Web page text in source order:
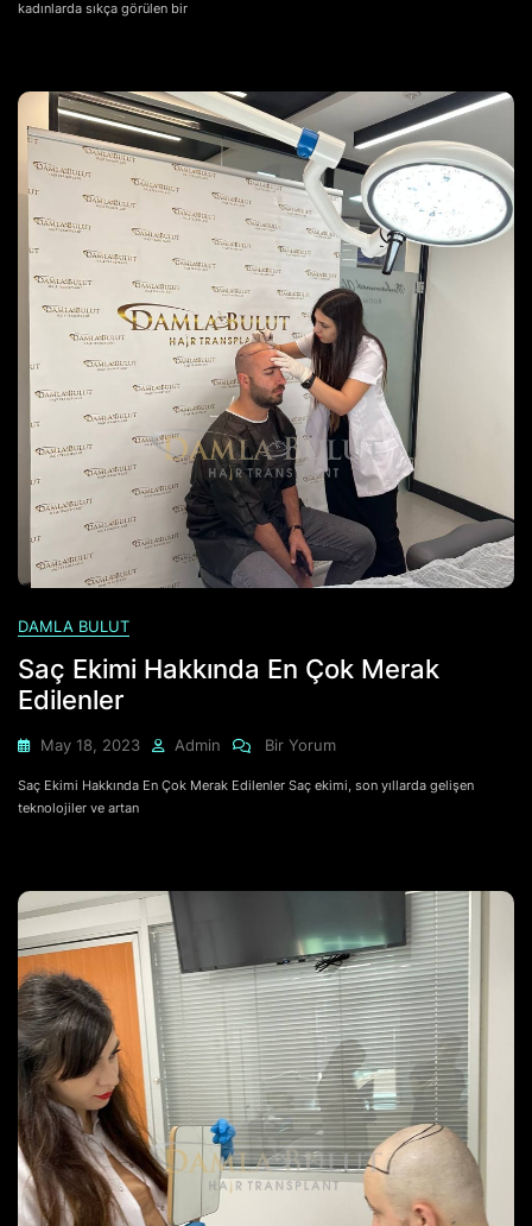
kadınlarda sıkça görülen bir
DAMLA BULUT
Saç Ekimi Hakkında En Çok Merak
Edilenler
May 18, 2023 Admin
Saç
Hakkında
Edilenler
Bir Yorum
Saç Ekimi Hakkında En Çok Merak Edilenler Saç ekimi, son yıllarda gelişen
teknolojiler ve artan